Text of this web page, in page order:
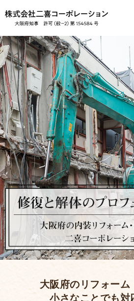
大阪府のリフォーム
小さなことでも対